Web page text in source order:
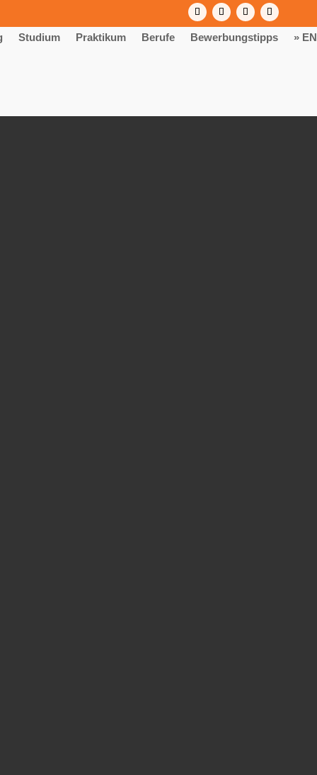
Studium Praktikum Berufe Bewerbungstipps » EN